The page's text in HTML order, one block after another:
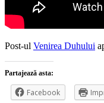
Post-ul Venirea Duhului
Partajează asta:
Facebook